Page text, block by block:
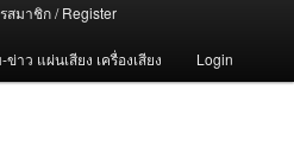
สมาชิก / Register
าว แผ่นเสียง เครื่องเสียง Login